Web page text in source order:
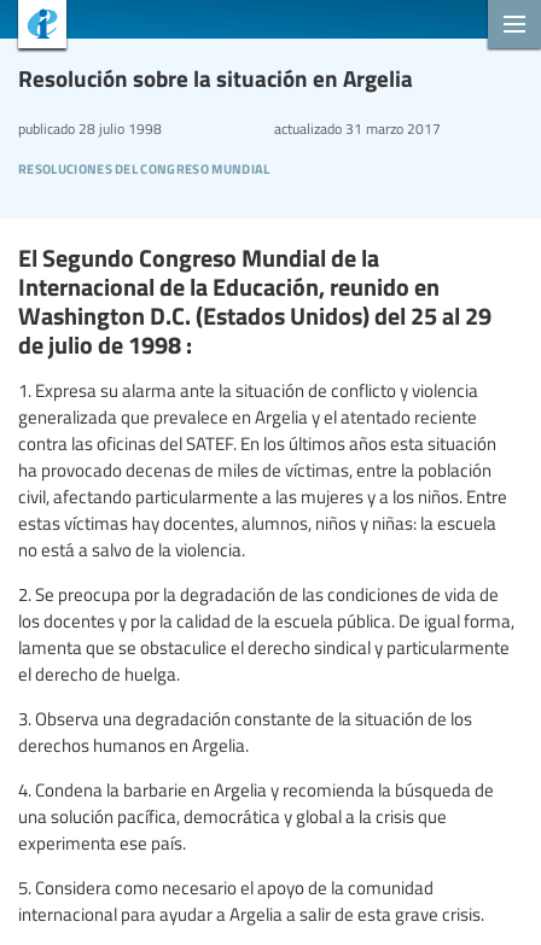
Resolución sobre la situación en Argelia
resoluciones del congreso mundial
publicado 28 julio 1998 actualizado31 marzo 2017
El Segundo Congreso Mundial de la
Internacional de la Educación, reunido en
Washington D.C. (Estados Unidos) del 25 al 29
de julio de 1998 :
1. Expresa su alarma ante la situación de conflicto y violencia
generalizada que prevalece en Argelia y el atentado reciente
contra las oficinas del SATEF. En los últimos años esta situación
ha provocado decenas de miles de víctimas, entre la población
civil, afectando particularmente a las mujeres y a los niños. Entre
estas víctimas hay docentes, alumnos, niños y niñas: la escuela
no está a salvo de la violencia.
2. Se preocupa por la degradación de las condiciones de vida de
los docentes y por la calidad de la escuela pública. De igual forma,
lamenta que se obstaculice el derecho sindical y particularmente
el derecho de huelga.
3. Observa una degradación constante de la situación de los
derechos humanos en Argelia.
4. Condena la barbarie en Argelia y recomienda la búsqueda de
una solución pacífica, democrática y global a la crisis que
experimenta ese país.
5. Considera como necesario el apoyo de la comunidad
internacional para ayudar a Argelia a salir de esta grave crisis.